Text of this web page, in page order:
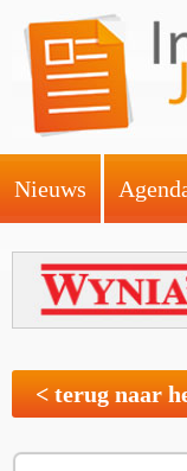
Nieuws
< terug naar